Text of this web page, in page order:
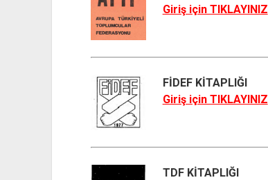
Giriş için TIKLAYINIZ
FİDEF KİTAPLIĞI
Giriş için TIKLAYINIZ
TDF KİTAPLIĞI